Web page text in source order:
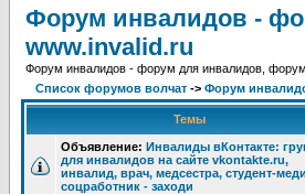
Форум инвалидов -
www.invalid.ru
Форум инвалидов - форум для инвалидов,
Список форумов волчат -> Форум
Темы
Объявление: Инвалиды вКонтакте:
для инвалидов на сайте vkontakte.ru,
инвалид, врач, медсестра, студент-
соцработник - заходи